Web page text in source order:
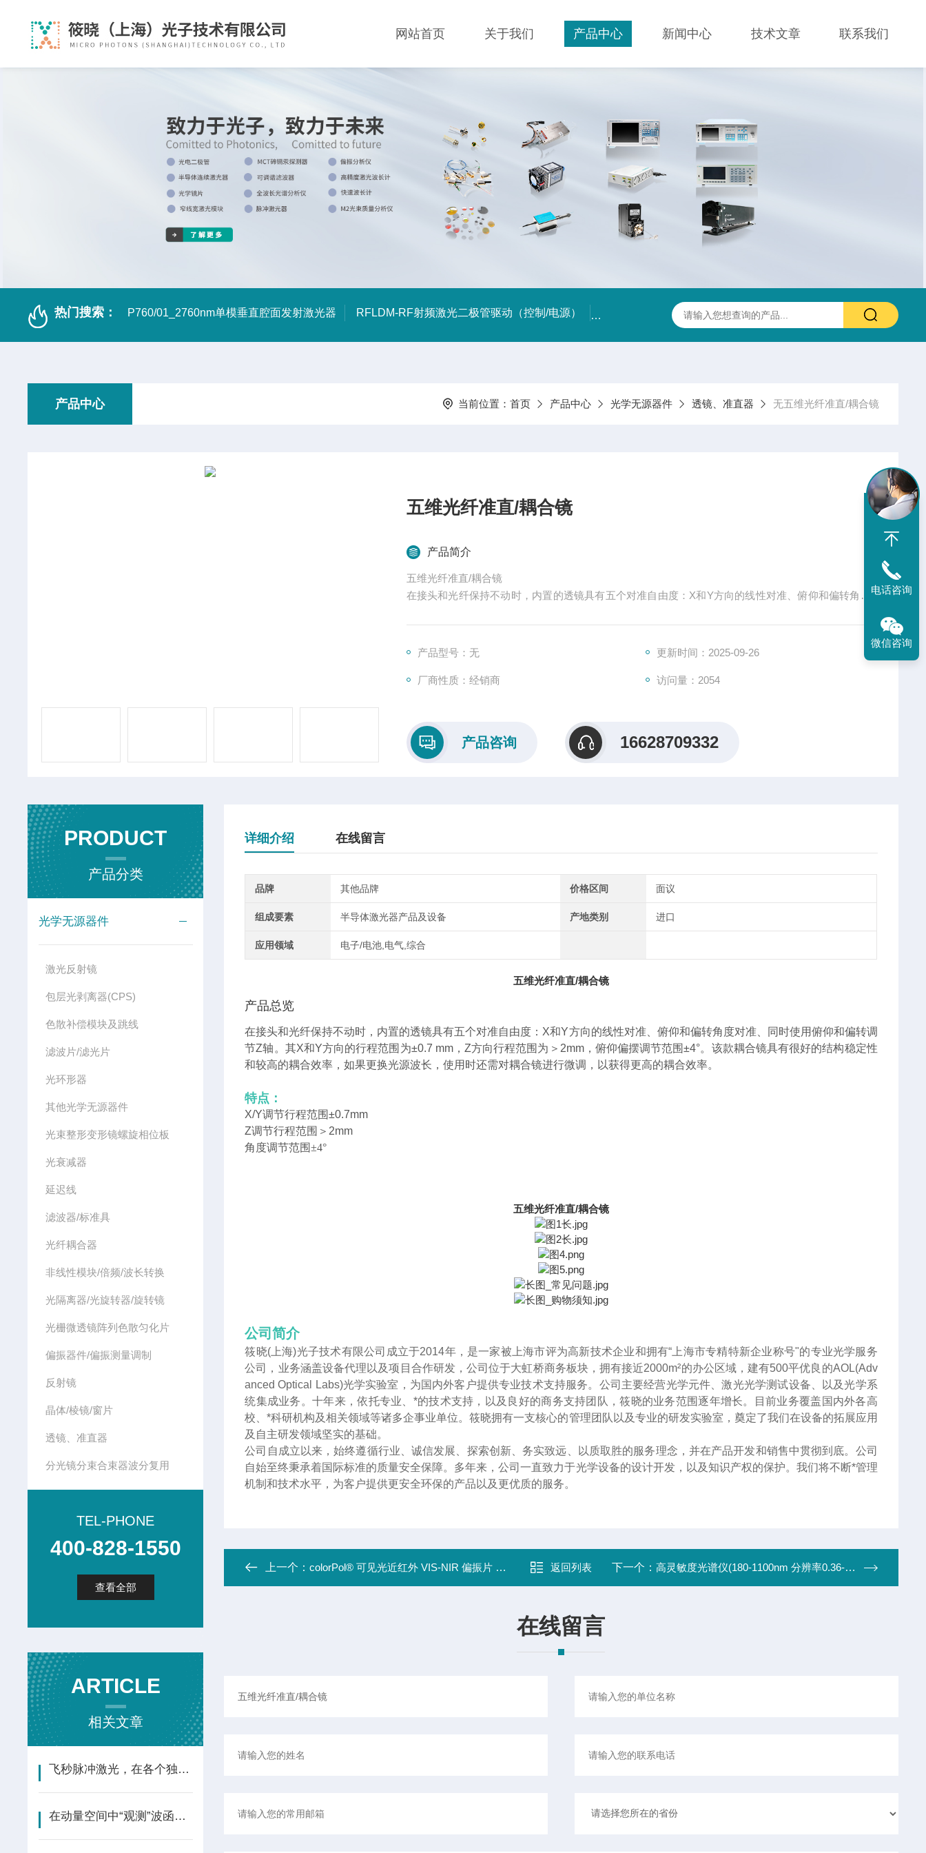
网站首页 关于我们 产品中心 新闻中心 技术文章 联系我们
热门搜索： P760/01_2760nm单模垂直腔面发射激光器 RFLDM-RF射频激光二极管驱动（控制/电源） IR抛光硫化锌(ZnS)多光谱(透明)窗片 0.37-13.5um 25.4X3.0mm（
产品中心 当前位置： 首页 产品中心 光学无源器件 透镜、准直器 无五维光纤准直/耦合镜
五维光纤准直/耦合镜
产品简介
五维光纤准直/耦合镜
在接头和光纤保持不动时，内置的透镜具有五个对准自由度：X和Y方向的线性对准、俯仰和偏转角度
用时还需对耦合镜进行微调，以获得更高的耦合效率。
产品型号：无 更新时间：2025-09-26
厂商性质：经销商 访问量：2054
产品咨询 16628709332
PRODUCT
产品分类
光学无源器件
激光反射镜
包层光剥离器(CPS)
色散补偿模块及跳线
滤波片/滤光片
光环形器
其他光学无源器件
光束整形变形镜螺旋相位板
光衰减器
延迟线
滤波器/标准具
光纤耦合器
非线性模块/倍频/波长转换
光隔离器/光旋转器/旋转镜
光栅微透镜阵列色散匀化片
偏振器件/偏振测量调制
反射镜
晶体/棱镜/窗片
透镜、准直器
分光镜分束合束器波分复用
TEL-PHONE
400-828-1550
查看全部
ARTICLE
相关文章
飞秒脉冲激光，在各个独立通道中经历色散展宽与功率放大的过程。
在动量空间中“观测”波函数—分子轨道断层成像
详细介绍 在线留言
品牌 其他品牌 价格区间 面议
组成要素 半导体激光器产品及设备 产地类别 进口
应用领域 电子/电池,电气,综合
五维光纤准直/耦合镜
产品总览
在接头和光纤保持不动时，内置的透镜具有五个对准自由度：X和Y方向的线性对准、俯仰和偏转角度对准、同时使用俯仰和偏转调
节Z轴。其X和Y方向的行程范围为±0.7 mm，Z方向行程范围为＞2mm，俯仰偏摆调节范围±4°。该款耦合镜具有很好的结构稳定性
和较高的耦合效率，如果更换光源波长，使用时还需对耦合镜进行微调，以获得更高的耦合效率。
特点：
X/Y调节行程范围±0.7mm
Z调节行程范围＞2mm
角度调节范围±4°
五维光纤准直/耦合镜
公司简介
筱晓(上海)光子技术有限公司成立于2014年， 是一家被上海市评为高新技术企业和拥有“上海市专精特新企业称号"的专业光学服务
公司，业务涵盖设备代理以及项目合作研发，公司位于大虹桥商务板块，拥有接近2000m²的办公区域，建有500平优良的AOL(Adv
anced Optical Labs)光学实验室，为国内外客户提供专业技术支持服务。公司主要经营光学元件、激光光学测试设备、以及光学系
统集成业务。十年来，依托专业、*的技术支持，以及良好的商务支持团队，筱晓的业务范围逐年增长。目前业务覆盖国内外各高
校、*科研机构及相关领域等诸多企事业单位。筱晓拥有一支核心的管理团队以及专业的研发实验室，奠定了我们在设备的拓展应用
及自主研发领域坚实的基础。
公司自成立以来，始终遵循行业、诚信发展、探索创新、务实致远、以质取胜的服务理念，并在产品开发和销售中贯彻到底。公司
自始至终秉承着国际标准的质量安全保障。多年来，公司一直致力于光学设备的设计开发，以及知识产权的保护。我们将不断*管理
机制和技术水平，为客户提供更安全环保的产品以及更优质的服务。
上一个：colorPol® 可见光近红外 VIS-NIR 偏振片 VIS 700 BC3 (压层) 返回列表 下一个： 高灵敏度光谱仪(180-1100nm 分辨率0.36-11.52nm)
在线留言
电话咨询
微信咨询